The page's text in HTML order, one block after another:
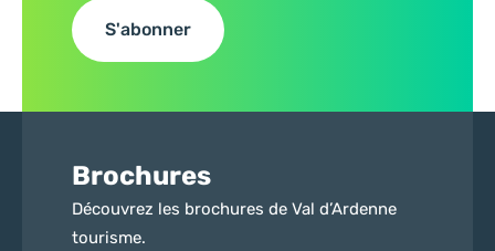
S'abonner
Brochures
Découvrez les brochures de Val d’Ardenne
tourisme.